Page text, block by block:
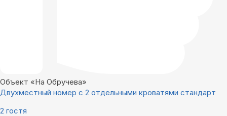
Объект «На Обручева»
Двухместный номер с 2 отдельными кроватями стандарт
2 гостя